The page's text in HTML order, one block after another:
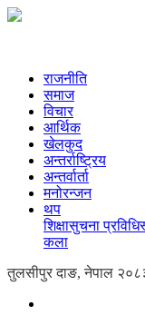
राजनीति
समाज
विचार
आर्थिक
खेलकुद
अन्तर्राष्ट्रिय
अन्तर्वार्ता
मनोरन्जन
थप
शिक्षासुचना प्रविधि
कला
तुलसीपुर दाङ, नेपाल